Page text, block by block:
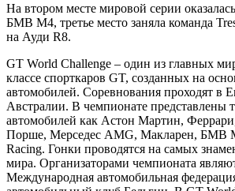
На втором месте мировой серии
БМВ M4, третье место заняла команда
на Ауди R8.
GT World Challenge – один из главных
классе спорткаров GT, созданных на
автомобилей. Соревнования проходят
Австралии. В чемпионате представлены
автомобилей как Астон Мартин,
Порше, Мерседес AMG, Макларен, БМВ
Racing. Гонки проводятся на самых
мира. Организаторами чемпионата
Международная автомобильная